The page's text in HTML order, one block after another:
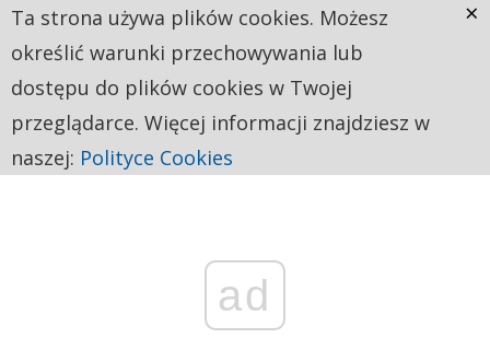
ad
Ta strona używa plików cookies. Możesz
określić warunki przechowywania lub
dostępu do plików cookies w Twojej
przeglądarce. Więcej informacji znajdziesz w
naszej: Polityce Cookies
×